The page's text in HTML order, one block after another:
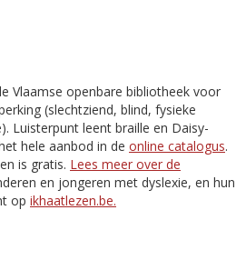
Vlaamse openbare bibliotheek voor
(slechtziend, blind, fysieke
Luisterpunt leent braille en Daisy-
hele aanbod in de online catalogus.
is gratis. Lees meer over de
en jongeren met dyslexie, en hun
op ikhaatlezen.be.